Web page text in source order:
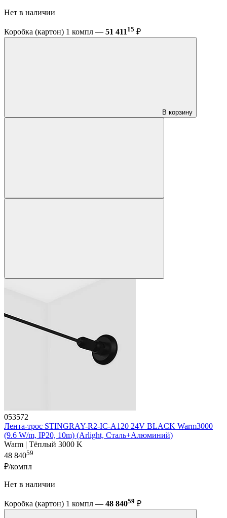
Нет в наличии
Коробка (картон) 1 компл — 51 41115 ₽
В корзину
053572
Лента-трос STINGRAY-R2-IC-A120 24V BLACK Warm3000
(9.6 W/m, IP20, 10m) (Arlight, Сталь+Алюминий)
Warm | Тёплый 3000 K
48 84059
₽/компл
Нет в наличии
Коробка (картон) 1 компл — 48 84059 ₽